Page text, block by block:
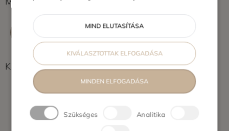
ÉRTÉKELÉS ÍRÁSA
Képek feltöltés alatt...
MIND ELUTASÍTÁSA
KIVÁLASZTOTTAK ELFOGADÁSA
MINDEN ELFOGADÁSA
Szükséges Analitika